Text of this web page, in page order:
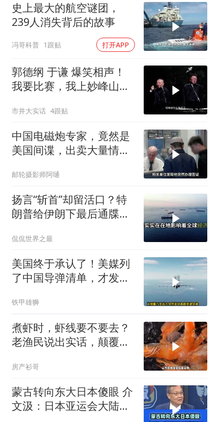
史上最大的航空谜团，
239人消失背后的故事
冯哥科普 1跟贴 打开APP
郭德纲 于谦 爆笑相声！
我要比赛，我上妙峰山干
祖庙
市井大实话 4跟贴
中国电磁炮专家，竟然是
美国间谍，出卖大量情
邮轮摄影师阿嗵
扬言“斩首”却留活口？特
朗普给伊朗下最后通牒，
侃侃世界之最
美国终于承认了！美媒列
了中国导弹清单，才发现
铁甲雄狮
煮虾时，虾线要不要去？
老渔民说出实话，颠覆你
房产衫哥
蒙古转向东大日本傻眼 介
文汲：日本亚运会大陆派